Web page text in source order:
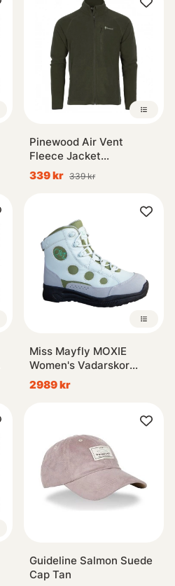
Pinewood Air Vent
Fleece Jacket
D.Mossgreen
339 kr 339 kr
Miss Mayfly MOXIE
Women's Vadarskor
Rubber Sole Sage
2989 kr
Guideline Salmon Suede
Cap Tan